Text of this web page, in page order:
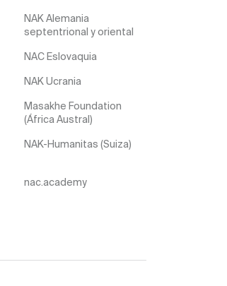
NAK Alemania
septentrional y oriental
NAC Eslovaquia
NAK Ucrania
Masakhe Foundation
(África Austral)
NAK-Humanitas (Suiza)
nac.academy